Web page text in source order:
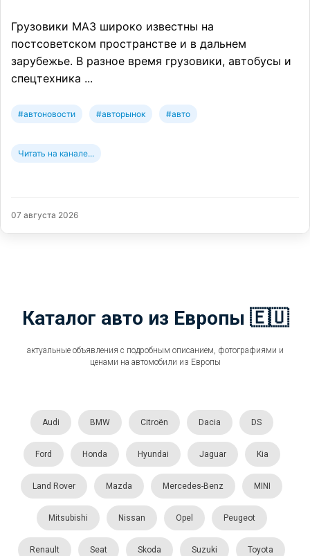
Грузовики МАЗ широко известны на
постсоветском пространстве и в дальнем
зарубежье. В разное время грузовики, автобусы и
спецтехника ...
#автоновости #авторынок #авто
Читать на канале...
07 августа 2026
Каталог авто из Европы 🇪🇺
актуальные объявления с подробным описанием, фотографиями и
ценами на автомобили из Европы
Audi BMW Citroën Dacia DS
Ford Honda Hyundai Jaguar Kia
Land Rover Mazda Mercedes-Benz MINI
Mitsubishi Nissan Opel Peugeot
Renault Seat Skoda Suzuki Toyota